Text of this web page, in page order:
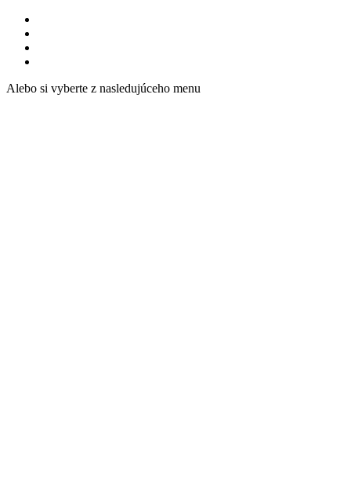
Alebo si vyberte z nasledujúceho menu